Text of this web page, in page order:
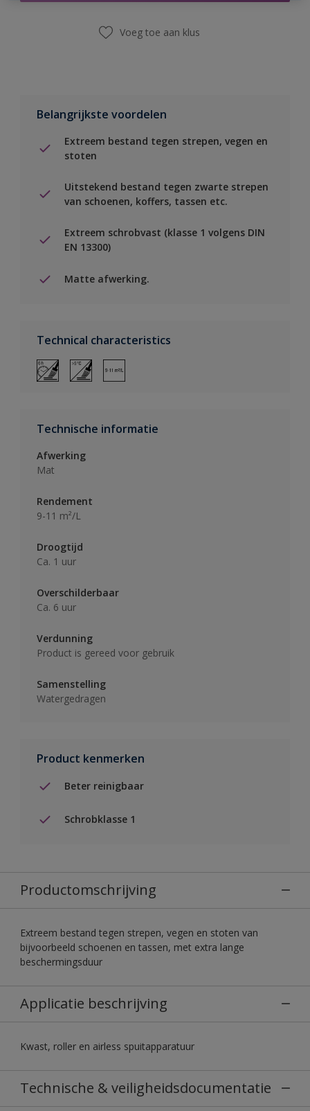
Voeg toe aan klus
Belangrijkste voordelen
Extreem bestand tegen strepen, vegen en
stoten
Uitstekend bestand tegen zwarte strepen
van schoenen, koffers, tassen etc.
Extreem schrobvast (klasse 1 volgens DIN
EN 13300)
Matte afwerking.
Technical characteristics
Technische informatie
Afwerking
Mat
Rendement
9-11 m²/L
Droogtijd
Ca. 1 uur
Overschilderbaar
Ca. 6 uur
Verdunning
Product is gereed voor gebruik
Samenstelling
Watergedragen
Product kenmerken
Beter reinigbaar
Schrobklasse 1
Productomschrijving
Extreem bestand tegen strepen, vegen en stoten van
bijvoorbeeld schoenen en tassen, met extra lange
beschermingsduur
Applicatie beschrijving
Kwast, roller en airless spuitapparatuur
Technische & veiligheidsdocumentatie